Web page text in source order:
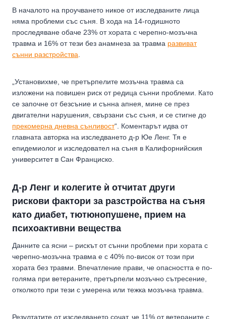
В началото на проучването никое от изследваните лица
няма проблеми със съня. В хода на 14-годишното
проследяване обаче 23% от хората с черепно-мозъчна
травма и 16% от тези без анамнеза за травма развиват
сънни разстройства
„Установихме, че претърпелите мозъчна травма са
изложени на повишен риск от редица сънни проблеми. Като
се започне от безсъние и сънна апнея, мине се през
двигателни нарушения, свързани със съня, и се стигне до
прекомерна дневна сънливост“. Коментарът идва от
главната авторка на изследването д-р Юе Ленг. Тя е
епидемиолог и изследовател на съня в Калифорнийския
университет в Сан Франциско.
Д-р Ленг и колегите ѝ отчитат други
рискови фактори за разстройства на съня
като диабет, тютюнопушене, прием на
психоактивни вещества
Данните са ясни – рискът от сънни проблеми при хората с
черепно-мозъчна травма е с 40% по-висок от този при
хората без травми. Впечатление прави, че опасността е по-
голяма при ветераните, претърпели мозъчно сътресение,
отколкото при тези с умерена или тежка мозъчна травма.
Резултатите от изследването сочат, че 11% от ветераните с